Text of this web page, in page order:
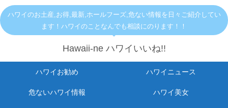
ハワイのお土産,お得,最新,ホールフーズ,危ない情報を日々ご紹介してい
ます！ハワイのことなんでも相談にのります！！
Hawaii-ne ハワイいいね!!
ハワイお勧め ハワイニュース
危ないハワイ情報 ハワイ美女